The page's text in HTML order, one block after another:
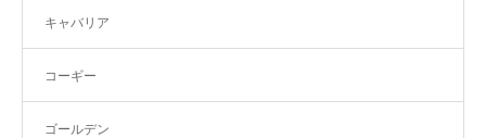
キャバリア
コーギー
ゴールデン